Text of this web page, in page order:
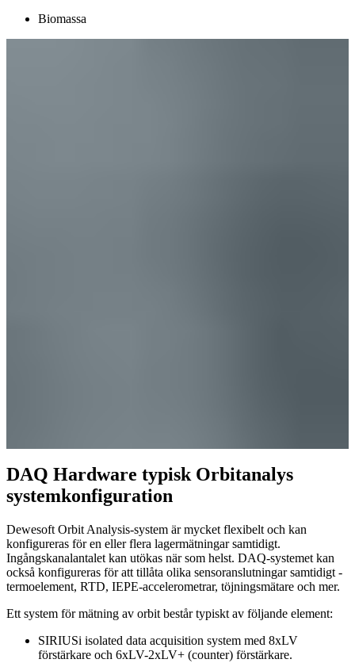
Biomassa
DAQ Hardware typisk Orbitanalys
systemkonfiguration
Dewesoft Orbit Analysis-system är mycket flexibelt och kan
konfigureras för en eller flera lagermätningar samtidigt.
Ingångskanalantalet kan utökas när som helst. DAQ-systemet kan
också konfigureras för att tillåta olika sensoranslutningar samtidigt -
termoelement, RTD, IEPE-accelerometrar, töjningsmätare och mer.
Ett system för mätning av orbit består typiskt av följande element:
SIRIUSi isolated data acquisition system med 8xLV
förstärkare och 6xLV-2xLV+ (counter) förstärkare.